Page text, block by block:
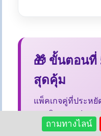
🎁 ขั้นตอนที่
สุดคุ้ม
แพ็คเกจคู่ที่ประห
ยอดนิยมจาก
ถามทางไลน์